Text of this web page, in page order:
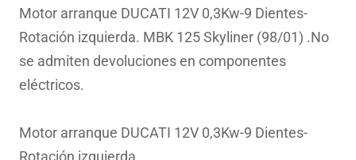
original
era:
131.35€.
actual
es:
91.95€.
Motor arranque DUCATI 12V 0,3Kw-9 Dientes-
Rotación izquierda. MBK 125 Skyliner (98/01) .No
se admiten devoluciones en componentes
eléctricos.
Motor arranque DUCATI 12V 0,3Kw-9 Dientes-
Rotación izquierda.